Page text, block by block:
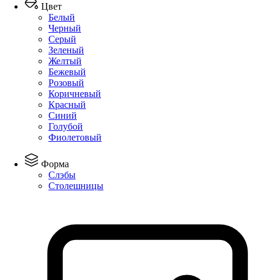
Цвет
Белый
Черный
Серый
Зеленый
Желтый
Бежевый
Розовый
Коричневый
Красный
Синий
Голубой
Фиолетовый
Форма
Слэбы
Столешницы